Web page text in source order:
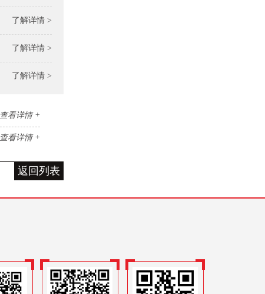
了解详情 >
了解详情 >
了解详情 >
查看详情 +
查看详情 +
返回列表